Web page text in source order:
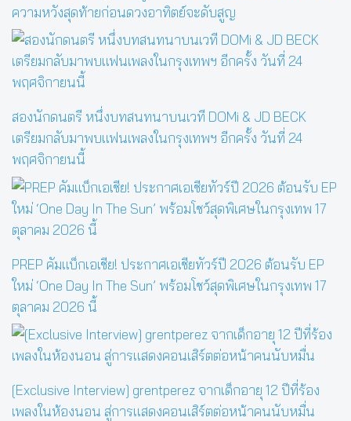
ความหวังสุดท้ายก่อนดวงอาทิตย์จะดับสูญ
สองนักดนตรี หนึ่งบทสนทนาบนเวที DOMi & JD BECK
เตรียมกลับมาพบแฟนเพลงในกรุงเทพฯ อีกครั้ง วันที่ 24
พฤศจิกายนนี้
PREP คัมแบ็กเอเชีย! ประกาศเอเชียทัวร์ปี 2026 ต้อนรับ EP
ใหม่ ‘One Day In The Sun’ พร้อมโชว์สุดพิเศษในกรุงเทพ 17
ตุลาคม 2026 นี้
[Exclusive Interview] grentperez จากเด็กอายุ 12 ปีที่ร้อง
เพลงในห้องนอน สู่การแสดงคอนเสิร์ตต่อหน้าคนนับหมื่น